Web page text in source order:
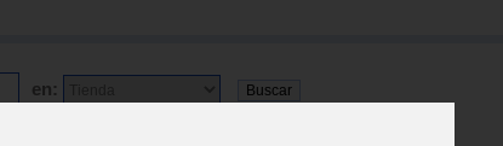
en: